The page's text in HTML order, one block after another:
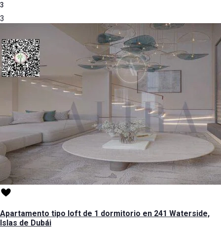
3
3
Apartamento tipo loft de 1 dormitorio en 241 Waterside,
Islas de Dubái